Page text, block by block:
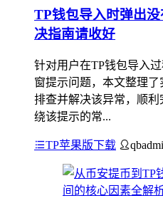
TP钱包导入时弹出
决指南请收好
针对用户在TP钱包导入
窗提示问题，本文整理
排查并解决该异常，顺
绕该提示的常...
TP苹果版下载